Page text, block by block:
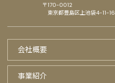
〒170-0012
東京都豊島区上池袋4-11-16
会社概要
事業紹介